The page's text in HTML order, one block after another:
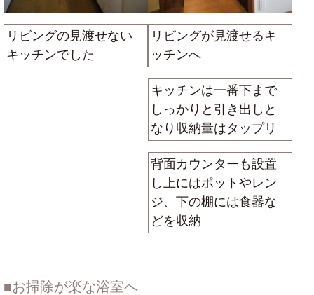
リビングの見渡せない
キッチンでした
リビングが見渡せるキ
ッチンへ
キッチンは一番下まで
しっかりと引き出しと
なり収納量はタップリ
背面カウンターも設置
し上にはポットやレン
ジ、下の棚には食器な
どを収納
お掃除が楽な浴室へ